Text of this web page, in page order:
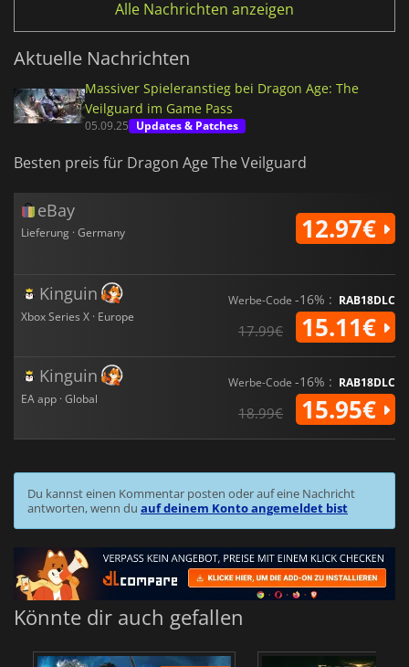
Alle Nachrichten anzeigen
Aktuelle Nachrichten
Massiver Spieleranstieg bei Dragon Age: The
Veilguard im Game Pass
05.09.25 Updates & Patches
Besten preis für Dragon Age The Veilguard
eBay
Lieferung · Germany 12.97€
Kinguin
Xbox Series X · Europe
Werbe-Code -16% : RAB18DLC
17.99€ 15.11€
Kinguin
EA app · Global
Werbe-Code -16% : RAB18DLC
18.99€ 15.95€
Du kannst einen Kommentar posten oder auf eine Nachricht
antworten, wenn du auf deinem Konto angemeldet bist
Könnte dir auch gefallen